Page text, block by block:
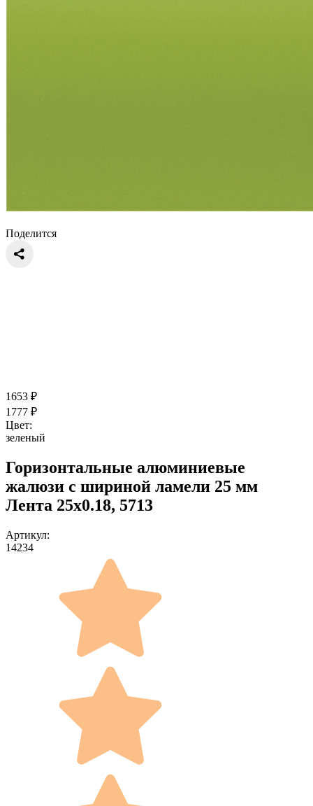
Поделится
1653 ₽
1777 ₽
Цвет:
зеленый
Горизонтальные алюминиевые
жалюзи с шириной ламели 25 мм
Лента 25x0.18, 5713
Артикул:
14234